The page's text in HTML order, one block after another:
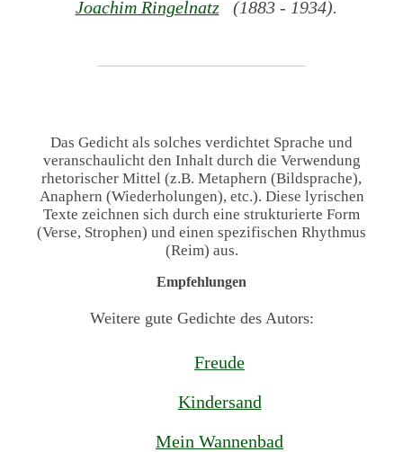
Joachim Ringelnatz(1883 - 1934).
Das Gedicht als solches verdichtet Sprache und
veranschaulicht den Inhalt durch die Verwendung
rhetorischer Mittel (z.B. Metaphern (Bildsprache),
Anaphern (Wiederholungen), etc.). Diese lyrischen
Texte zeichnen sich durch eine strukturierte Form
(Verse, Strophen) und einen spezifischen Rhythmus
(Reim) aus.
Empfehlungen
Weitere gute Gedichte des Autors:
Freude
Kindersand
Mein Wannenbad